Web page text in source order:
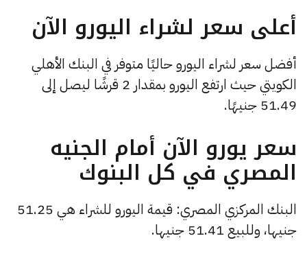
أعلى سعر لشراء اليورو الآن
أفضل سعر لشراء اليورو حاليًا متوفر في البنك الأهلي
الكويتي حيث ارتفع اليورو بمقدار 2 قرشًا ليصل إلى
51.49 جنيهًا.
سعر يورو الآن أمام الجنيه
المصري في كل البنوك
البنك المركزي المصري: قيمة اليورو للشراء هي 51.25
جنيها، وللبيع 51.41 جنيها.